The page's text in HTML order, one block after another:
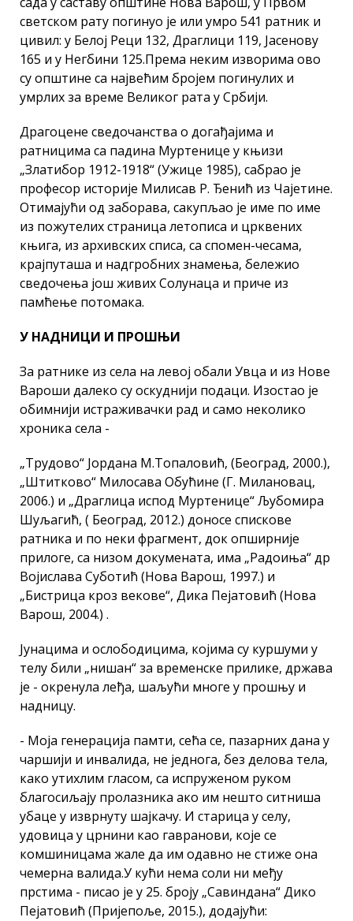
светском рату погинуо је или умро 541 ратник и
цивил: у Белој Реци 132, Драглици 119, Јасенову
165 и у Негбини 125.Према неким изворима ово
су општине са највећим бројем погинулих и
умрлих за време Великог рата у Србији.
Драгоцене сведочанства о догађајима и
ратницима са падина Муртенице у књизи
„Златибор 1912-1918“ (Ужице 1985), сабрао је
професор историје Милисав Р. Ђенић из Чајетине.
Отимајући од заборава, сакупљао је име по име
из пожутелих страница летописа и црквених
књига, из архивских списа, са спомен-чесама,
крајпуташа и надгробних знамења, бележио
сведочења још живих Солунаца и приче из
памћење потомака.
У НАДНИЦИ И ПРОШЊИ
За ратнике из села на левој обали Увца и из Нове
Вароши далеко су оскуднији подаци. Изостао је
обимнији истраживачки рад и само неколико
хроника села -
„Трудово“ Јордана М.Топаловић, (Београд, 2000.),
„Штитково“ Милосава Обућине (Г. Милановац,
2006.) и „Драглица испод Муртенице“ Љубомира
Шуљагић, ( Београд, 2012.) доносе спискове
ратника и по неки фрагмент, док опширније
прилоге, са низом докумената, има „Радоиња“ др
Војислава Суботић (Нова Варош, 1997.) и
„Бистрица кроз векове“, Дика Пејатовић (Нова
Варош, 2004.) .
Јунацима и ослободицима, којима су куршуми у
телу били „нишан“ за временске прилике, држава
је - окренула леђа, шаљући многе у прошњу и
надницу.
- Моја генерација памти, сећа се, пазарних дана у
чаршији и инвалида, не једнога, без делова тела,
како утихлим гласом, са испруженом руком
благосиљају пролазника ако им нешто ситниша
убаце у изврнуту шајкачу. И старица у селу,
удовица у црнини као гавранови, које се
комшиницама жале да им одавно не стиже она
чемерна валида.У кући нема соли ни међу
прстима - писао је у 25. броју „Савиндана“ Дико
Пејатовић (Пријепоље, 2015.), додајући: